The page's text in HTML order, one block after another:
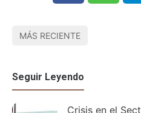
MÁS RECIENTE
Seguir Leyendo
Crisis en el